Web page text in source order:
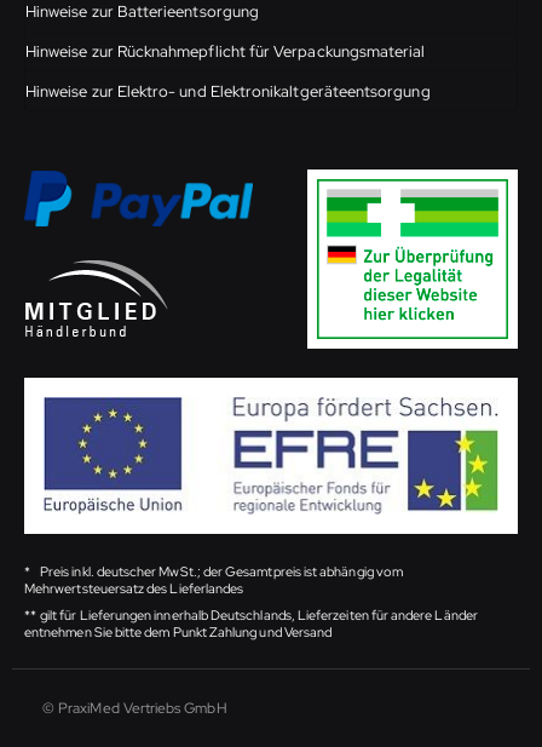
Hinweise zur Batterieentsorgung
Hinweise zur Rücknahmepflicht für Verpackungsmaterial
Hinweise zur Elektro- und Elektronikaltgeräteentsorgung
* Preis inkl. deutscher MwSt.; der Gesamtpreis ist abhängig vom
Mehrwertsteuersatz des Lieferlandes
** gilt für Lieferungen innerhalb Deutschlands, Lieferzeiten für andere Länder
entnehmen Sie bitte dem Punkt Zahlung und Versand
© PraxiMed Vertriebs GmbH